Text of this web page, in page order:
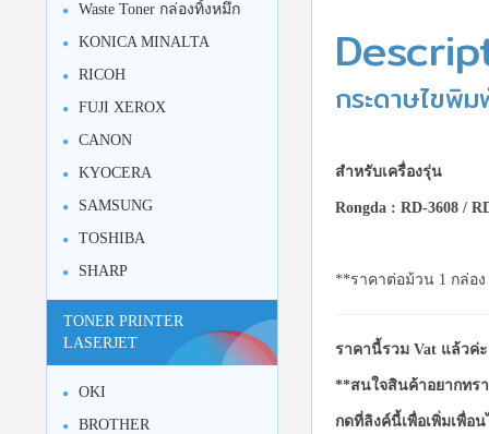
กระดาษไขพิ
สำหรับเครื่องรุ่น
Rongda : RD-3608 /
**ราคาต่อม้วน 1 กล่อง
ราคานี้รวม Vat แล้วค่ะ
**สนใจสินค้าอยากทร
กดที่ลิงค์นี้เพื่อเพิ่มเพื่อ
Waste Toner กล่องทิ้งหมึก
KONICA MINALTA
RICOH
FUJI XEROX
CANON
KYOCERA
SAMSUNG
TOSHIBA
SHARP
TONER PRINTER
LASERJET
OKI
BROTHER